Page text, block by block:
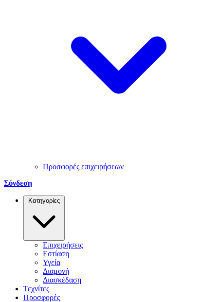
Προσφορές επιχειρήσεων
Σύνδεση
Κατηγορίες
Επιχειρήσεις
Εστίαση
Υγεία
Διαμονή
Διασκέδαση
Τεχνίτες
Προσφορές